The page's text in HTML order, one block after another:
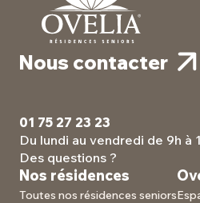
Nous contacter
01 75 27 23 23
Du lundi au vendredi de 9h à
Des questions ?
Nos résidences
Toutes nos résidences seniors